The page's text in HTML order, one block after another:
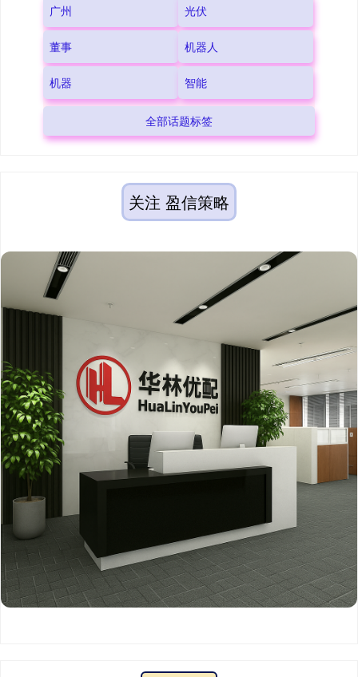
广州 光伏
董事 机器人
机器 智能
全部话题标签
关注 盈信策略